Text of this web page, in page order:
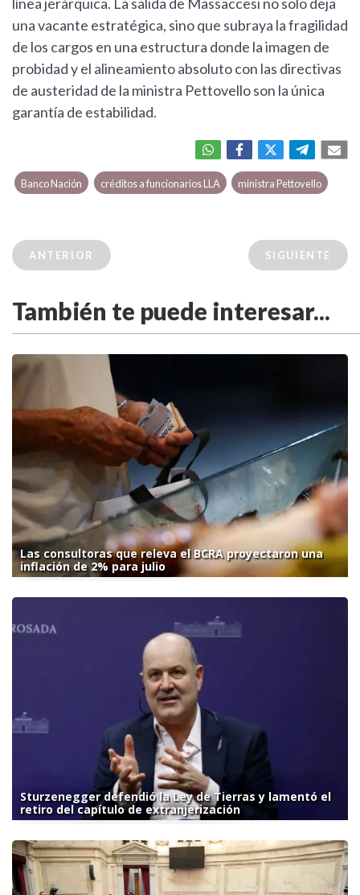
línea jerárquica. La salida de Massaccesi no solo deja
una vacante estratégica, sino que subraya la fragilidad
de los cargos en una estructura donde la imagen de
probidad y el alineamiento absoluto con las directivas
de austeridad de la ministra Pettovello son la única
garantía de estabilidad.
Banco Nación créditos a funcionarios LLA ministra Pettovello
ANTERIOR SIGUIENTE
También te puede interesar...
Las consultoras que releva el BCRA proyectaron una
inflación de 2% para julio
Sturzenegger defendió la Ley de Tierras y lamentó el
retiro del capítulo de extranjerización